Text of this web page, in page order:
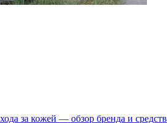
за кожей — обзор бренда и средств